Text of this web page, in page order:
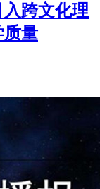
跨文化理
质量